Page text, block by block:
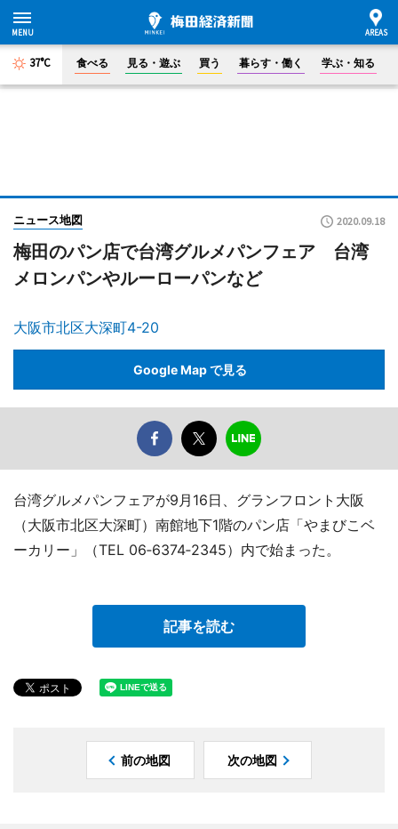
37°C 食べる 見る・遊ぶ 買う 暮らす・働く 学ぶ・知る
ニュース地図 2020.09.18
梅田のパン店で台湾グルメパンフェア 台湾
メロンパンやルーローパンなど
大阪市北区大深町4-20
Google Map で見る
台湾グルメパンフェアが9月16日、グランフロント大阪
（大阪市北区大深町）南館地下1階のパン店「やまびこベ
ーカリー」（TEL 06‐6374‐2345）内で始まった。
記事を読む
前の地図 次の地図